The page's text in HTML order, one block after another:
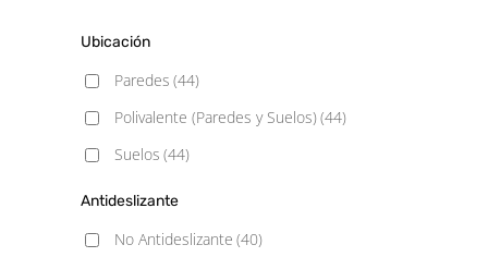
Ubicación
Paredes (44)
Polivalente (Paredes y Suelos)(44)
Suelos (44)
Antideslizante
No Antideslizante (40)